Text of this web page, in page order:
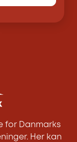
for Danmarks
Her kan